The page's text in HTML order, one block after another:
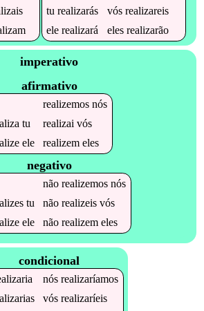
turealizarás vósrealizareis
elerealizará elesrealizarão
imperativo
afirmativo
realizemosnós
tu realizai vós
ele realizemeles
negativo
não realizemosnós
tu não realizeisvós
ele não realizemeles
condicional
nós realizaríamos
vós realizaríeis